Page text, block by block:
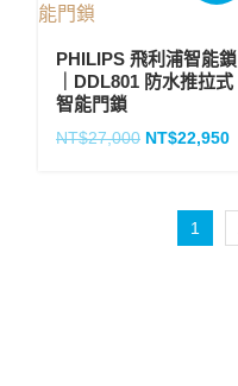
PHILIPS 飛利浦智能鎖
｜DDL801 防水推拉式
智能門鎖
NT$27,000 NT$22,950
1